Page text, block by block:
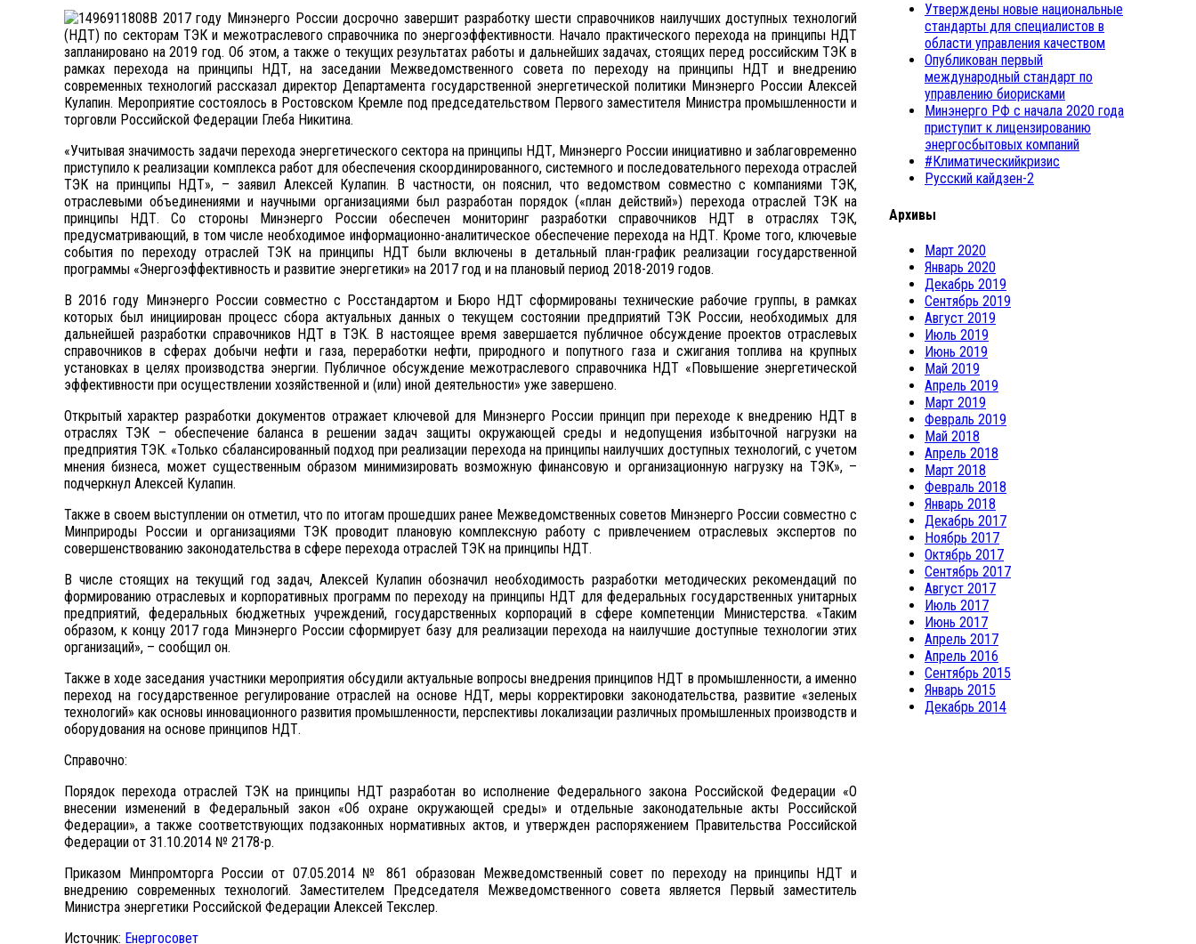
В 2017 году Минэнерго России досрочно завершит разработку шести справочников наилучших доступных технологий
(НДТ) по секторам ТЭК и межотраслевого справочника по энергоэффективности. Начало практического перехода на принципы НДТ
запланировано на 2019 год. Об этом, а также о текущих результатах работы и дальнейших задачах, стоящих перед российским ТЭК в
рамках перехода на принципы НДТ, на заседании Межведомственного совета по переходу на принципы НДТ и внедрению
современных технологий рассказал директор Департамента государственной энергетической политики Минэнерго России Алексей
Кулапин. Мероприятие состоялось в Ростовском Кремле под председательством Первого заместителя Министра промышленности и
торговли Российской Федерации Глеба Никитина.
«Учитывая значимость задачи перехода энергетического сектора на принципы НДТ, Минэнерго России инициативно и заблаговременно
приступило к реализации комплекса работ для обеспечения скоординированного, системного и последовательного перехода отраслей
ТЭК на принципы НДТ», – заявил Алексей Кулапин. В частности, он пояснил, что ведомством совместно с компаниями ТЭК,
отраслевыми объединениями и научными организациями был разработан порядок («план действий») перехода отраслей ТЭК на
принципы НДТ. Со стороны Минэнерго России обеспечен мониторинг разработки справочников НДТ в отраслях ТЭК,
предусматривающий, в том числе необходимое информационно-аналитическое обеспечение перехода на НДТ. Кроме того, ключевые
события по переходу отраслей ТЭК на принципы НДТ были включены в детальный план-график реализации государственной
программы «Энергоэффективность и развитие энергетики» на 2017 год и на плановый период 2018-2019 годов.
В 2016 году Минэнерго России совместно с Росстандартом и Бюро НДТ сформированы технические рабочие группы, в рамках
которых был инициирован процесс сбора актуальных данных о текущем состоянии предприятий ТЭК России, необходимых для
дальнейшей разработки справочников НДТ в ТЭК. В настоящее время завершается публичное обсуждение проектов отраслевых
справочников в сферах добычи нефти и газа, переработки нефти, природного и попутного газа и сжигания топлива на крупных
установках в целях производства энергии. Публичное обсуждение межотраслевого справочника НДТ «Повышение энергетической
эффективности при осуществлении хозяйственной и (или) иной деятельности» уже завершено.
Открытый характер разработки документов отражает ключевой для Минэнерго России принцип при переходе к внедрению НДТ в
отраслях ТЭК – обеспечение баланса в решении задач защиты окружающей среды и недопущения избыточной нагрузки на
предприятия ТЭК. «Только сбалансированный подход при реализации перехода на принципы наилучших доступных технологий, с учетом
мнения бизнеса, может существенным образом минимизировать возможную финансовую и организационную нагрузку на ТЭК», –
подчеркнул Алексей Кулапин.
Также в своем выступлении он отметил, что по итогам прошедших ранее Межведомственных советов Минэнерго России совместно с
Минприроды России и организациями ТЭК проводит плановую комплексную работу с привлечением отраслевых экспертов по
совершенствованию законодательства в сфере перехода отраслей ТЭК на принципы НДТ.
В числе стоящих на текущий год задач, Алексей Кулапин обозначил необходимость разработки методических рекомендаций по
формированию отраслевых и корпоративных программ по переходу на принципы НДТ для федеральных государственных унитарных
предприятий, федеральных бюджетных учреждений, государственных корпораций в сфере компетенции Министерства. «Таким
образом, к концу 2017 года Минэнерго России сформирует базу для реализации перехода на наилучшие доступные технологии этих
организаций», – сообщил он.
Также в ходе заседания участники мероприятия обсудили актуальные вопросы внедрения принципов НДТ в промышленности, а именно
переход на государственное регулирование отраслей на основе НДТ, меры корректировки законодательства, развитие «зеленых
технологий» как основы инновационного развития промышленности, перспективы локализации различных промышленных производств и
оборудования на основе принципов НДТ.
Справочно:
Порядок перехода отраслей ТЭК на принципы НДТ разработан во исполнение Федерального закона Российской Федерации «О
внесении изменений в Федеральный закон «Об охране окружающей среды» и отдельные законодательные акты Российской
Федерации», а также соответствующих подзаконных нормативных актов, и утвержден распоряжением Правительства Российской
Федерации от 31.10.2014 № 2178-р.
Приказом Минпромторга России от 07.05.2014 № 861 образован Межведомственный совет по переходу на принципы НДТ и
внедрению современных технологий. Заместителем Председателя Межведомственного совета является Первый заместитель
Министра энергетики Российской Федерации Алексей Текслер.
Источник: Енергосовет
Утверждены новые национальные
стандарты для специалистов в
области управления качеством
Опубликован первый
международный стандарт по
управлению биорисками
Минэнерго РФ с начала 2020 года
приступит к лицензированию
энергосбытовых компаний
#Климатическийкризис
Русский кайдзен-2
Архивы
Март 2020
Январь 2020
Декабрь 2019
Сентябрь 2019
Август 2019
Июль 2019
Июнь 2019
Май 2019
Апрель 2019
Март 2019
Февраль 2019
Май 2018
Апрель 2018
Март 2018
Февраль 2018
Январь 2018
Декабрь 2017
Ноябрь 2017
Октябрь 2017
Сентябрь 2017
Август 2017
Июль 2017
Июнь 2017
Апрель 2017
Апрель 2016
Сентябрь 2015
Январь 2015
Декабрь 2014